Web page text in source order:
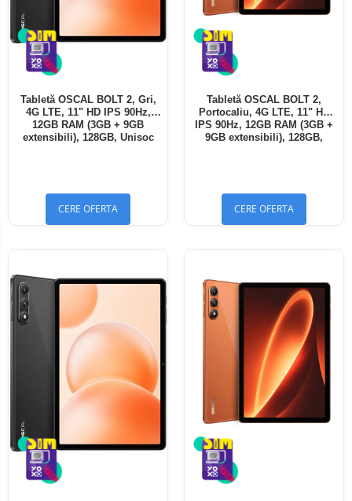
Tabletă OSCAL BOLT 2, Gri,
4G LTE, 11" HD IPS 90Hz,
12GB RAM (3GB + 9GB
extensibili), 128GB, Unisoc
CERE OFERTA
Tabletă OSCAL BOLT 2,
Portocaliu, 4G LTE, 11" HD
IPS 90Hz, 12GB RAM (3GB +
9GB extensibili), 128GB,
CERE OFERTA